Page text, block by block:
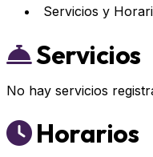
Servicios y
Servicios
No hay servicios
Horarios